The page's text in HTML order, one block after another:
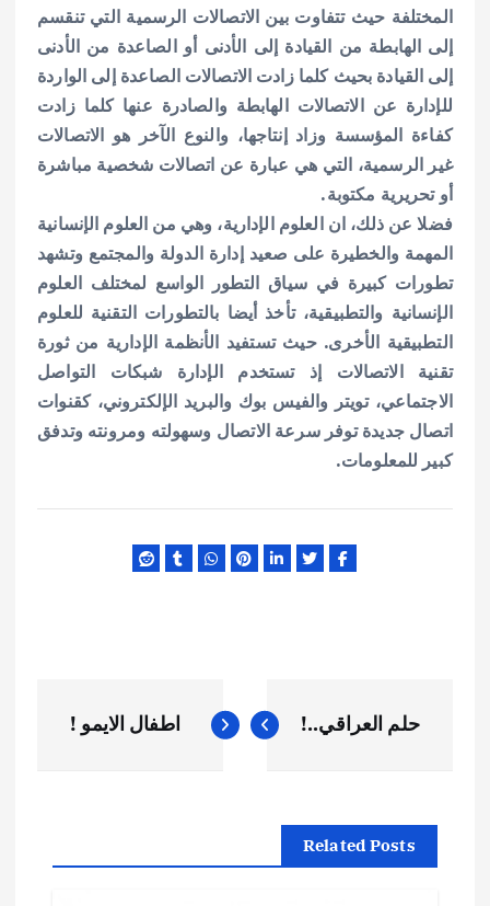
المختلفة حيث تتفاوت بين الاتصالات الرسمية التي تنقسم
إلى الهابطة من القيادة إلى الأدنى أو الصاعدة من الأدنى
إلى القيادة بحيث كلما زادت الاتصالات الصاعدة إلى الواردة
للإدارة عن الاتصالات الهابطة والصادرة عنها كلما زادت
كفاءة المؤسسة وزاد إنتاجها، والنوع الآخر هو الاتصالات
غير الرسمية، التي هي عبارة عن اتصالات شخصية مباشرة
أو تحريرية مكتوبة.
فضلا عن ذلك، ان العلوم الإدارية، وهي من العلوم الإنسانية
المهمة والخطيرة على صعيد إدارة الدولة والمجتمع وتشهد
تطورات كبيرة في سياق التطور الواسع لمختلف العلوم
الإنسانية والتطبيقية، تأخذ أيضا بالتطورات التقنية للعلوم
التطبيقية الأخرى. حيث تستفيد الأنظمة الإدارية من ثورة
تقنية الاتصالات إذ تستخدم الإدارة شبكات التواصل
الاجتماعي، تويتر والفيس بوك والبريد الإلكتروني، كقنوات
اتصال جديدة توفر سرعة الاتصال وسهولته ومرونته وتدفق
كبير للمعلومات.
فّ
ح
حلم العراقي..! اطفال الايمو !
Related Posts